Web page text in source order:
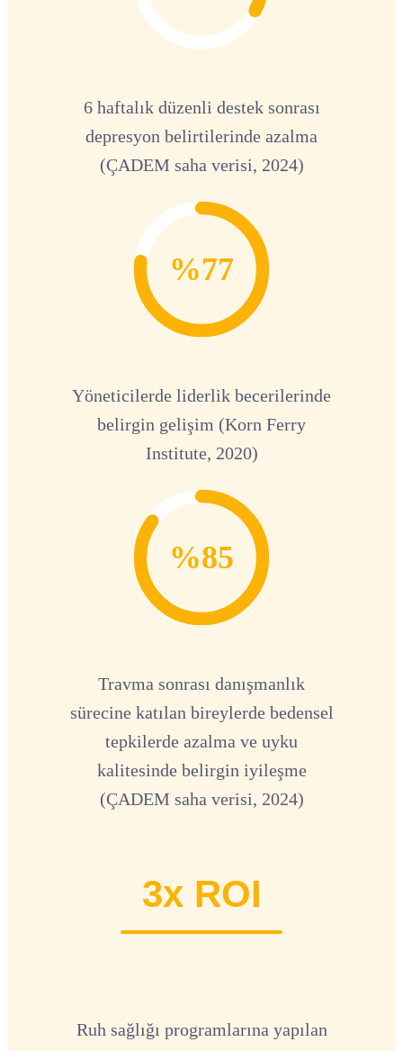
6 haftalık düzenli destek sonrası
depresyon belirtilerinde azalma
(ÇADEM saha verisi, 2024)
%77
Yöneticilerde liderlik becerilerinde
belirgin gelişim (Korn Ferry
Institute, 2020)
%85
Travma sonrası danışmanlık
sürecine katılan bireylerde bedensel
tepkilerde azalma ve uyku
kalitesinde belirgin iyileşme
(ÇADEM saha verisi, 2024)
3x ROI
Ruh sağlığı programlarına yapılan